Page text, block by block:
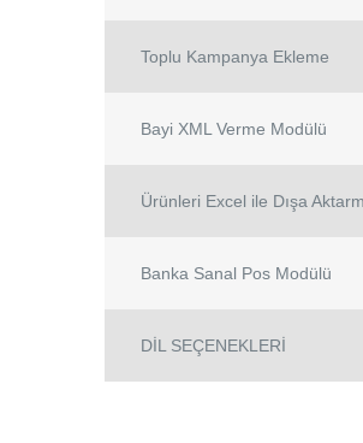
Toplu Kampanya Ekleme
Bayi XML Verme Modülü
Ürünleri Excel ile Dışa
Banka Sanal Pos Modülü
DİL SEÇENEKLERİ